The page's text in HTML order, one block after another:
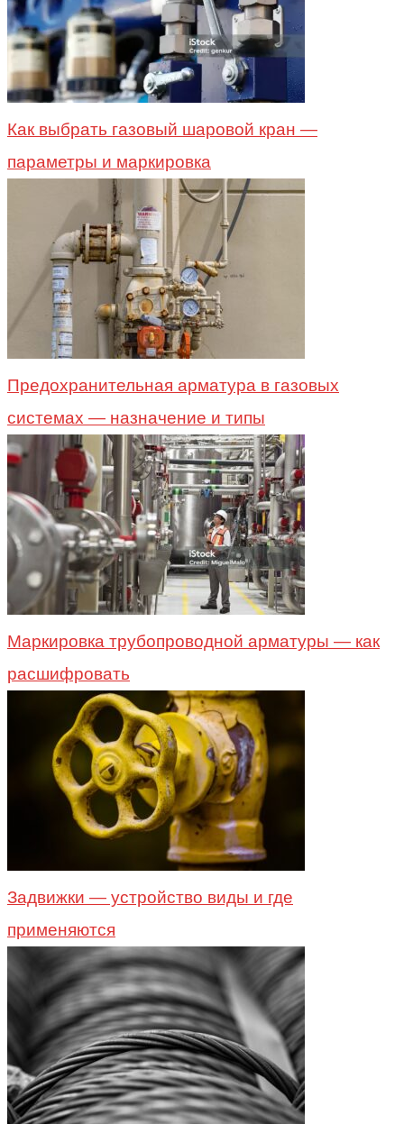
Как выбрать газовый шаровой кран —
параметры и маркировка
Предохранительная арматура в газовых
системах — назначение и типы
Маркировка трубопроводной арматуры — как
расшифровать
Задвижки — устройство виды и где
применяются